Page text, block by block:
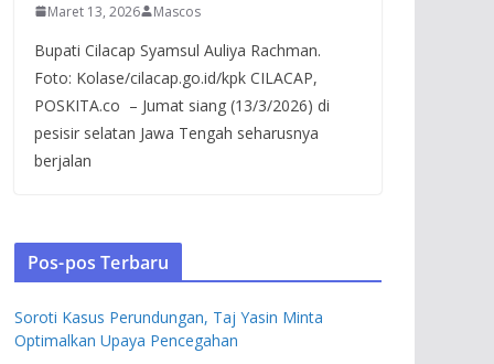
Maret 13, 2026 Mascos
Bupati Cilacap Syamsul Auliya Rachman.
Foto: Kolase/cilacap.go.id/kpk CILACAP,
POSKITA.co – Jumat siang (13/3/2026) di
pesisir selatan Jawa Tengah seharusnya
berjalan
Pos-pos Terbaru
Soroti Kasus Perundungan, Taj Yasin Minta
Optimalkan Upaya Pencegahan